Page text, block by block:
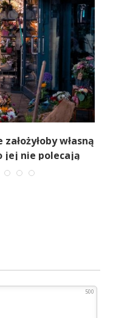
własną
jej nie polecają
500